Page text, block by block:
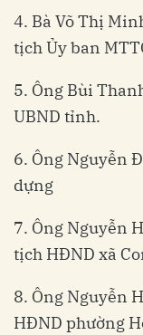
4. Bà Võ Thị
tịch Ủy ban
5. Ông Bùi
UBND tỉnh.
6. Ông Nguyễn
dựng
7. Ông Nguyễn
tịch HĐND xã
8. Ông Nguyễn
HĐND phường